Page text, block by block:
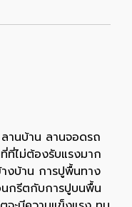
นบ้าน ลานจอดรถ
ที่ไม่ต้องรับแรงมาก
างบ้าน การปูพื้นทาง
กรีตกับการปูบนพื้น